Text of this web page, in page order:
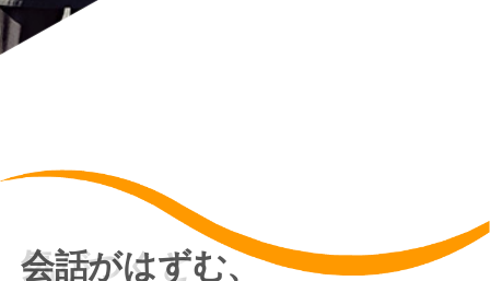
会話がはずむ、